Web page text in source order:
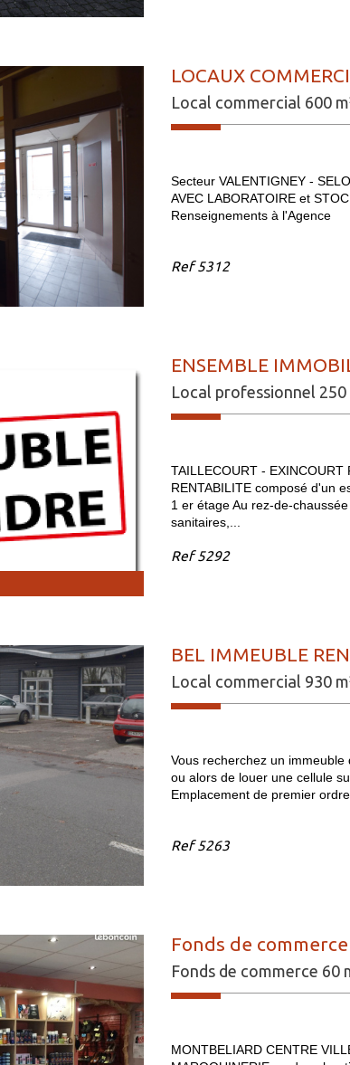
LOCAUX
Local commercial 600
Secteur VALENTIGNEY -
AVEC LABORATOIRE et
Renseignements à l'Agence
Ref5312
ENSEMBLE
Local professionnel 250
TAILLECOURT - EXINCOURT
RENTABILITE composé d'un
1 er étage Au rez-de-
sanitaires,...
Ref5292
BEL IMMEUBLE
Local commercial 930
Vous recherchez un
ou alors de louer une cellule
Emplacement de premier
Ref5263
Fonds de commerce
Fonds de commerce 60
MONTBELIARD CENTRE